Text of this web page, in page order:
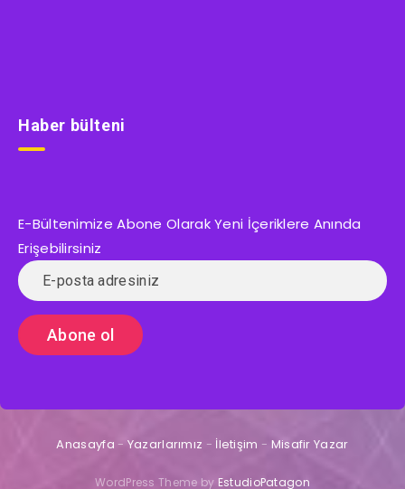
Haber bülteni
E-Bültenimize Abone Olarak Yeni İçeriklere Anında
Erişebilirsiniz
Anasayfa - Yazarlarımız - İletişim - Misafir Yazar
WordPress Theme by EstudioPatagon